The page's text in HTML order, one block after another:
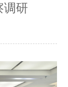
调研